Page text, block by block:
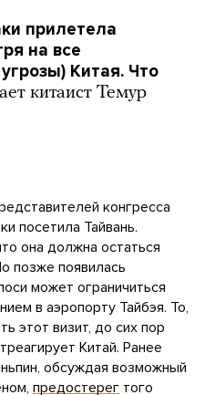
прилетела
на все
Китая. Что
китаист Темур
конгресса
посетила Тайвань.
она должна остаться
позже появилась
может ограничиться
в аэропорту Тайбэя. То,
этот визит, до сих пор
Китай. Ранее
обсуждая возможный
предостерег того